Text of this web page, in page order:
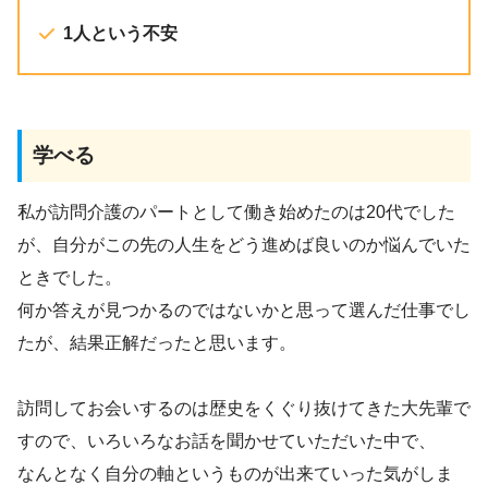
1人という不安
学べる
私が訪問介護のパートとして働き始めたのは20代でした
が、自分がこの先の人生をどう進めば良いのか悩んでいた
ときでした。
何か答えが見つかるのではないかと思って選んだ仕事でし
たが、結果正解だったと思います。
訪問してお会いするのは歴史をくぐり抜けてきた大先輩で
すので、いろいろなお話を聞かせていただいた中で、
なんとなく自分の軸というものが出来ていった気がしま